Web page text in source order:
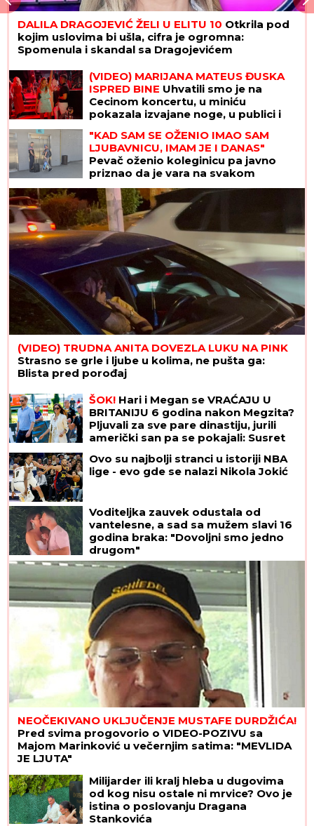
DALILA DRAGOJEVIĆ ŽELI U ELITU 10 Otkrila pod
kojim uslovima bi ušla, cifra je ogromna:
Spomenula i skandal sa Dragojevićem
(VIDEO) MARIJANA MATEUS ĐUSKA
ISPRED BINE Uhvatili smo je na
Cecinom koncertu, u miniću
pokazala izvajane noge, u publici i
ova poznata pevačica uživa sa
mužem
"KAD SAM SE OŽENIO IMAO SAM
LJUBAVNICU, IMAM JE I DANAS"
Pevač oženio koleginicu pa javno
priznao da je vara na svakom
koraku: "Skoro svi na estradi imaju
paralelne veze"
(VIDEO) TRUDNA ANITA DOVEZLA LUKU NA PINK
Strasno se grle i ljube u kolima, ne pušta ga:
Blista pred porođaj
ŠOK! Hari i Megan se VRAĆAJU U
BRITANIJU 6 godina nakon Megzita?
Pljuvali za sve pare dinastiju, jurili
američki san pa se pokajali: Susret
preokret
Ovo su najbolji stranci u istoriji NBA
lige - evo gde se nalazi Nikola Jokić
Voditeljka zauvek odustala od
vantelesne, a sad sa mužem slavi 16
godina braka: "Dovoljni smo jedno
drugom"
NEOČEKIVANO UKLJUČENJE MUSTAFE DURDŽIĆA!
Pred svima progovorio o VIDEO-POZIVU sa
Majom Marinković u večernjim satima: "MEVLIDA
JE LJUTA"
Milijarder ili kralj hleba u dugovima
od kog nisu ostale ni mrvice? Ovo je
istina o poslovanju Dragana
Stankovića